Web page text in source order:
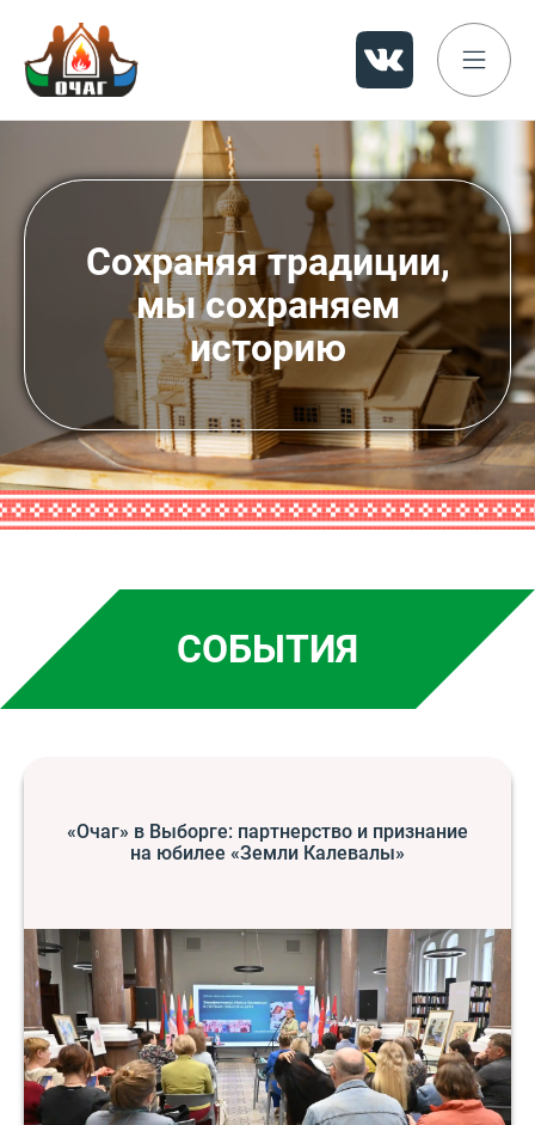
Сохраняя традиции,
мы сохраняем
историю
СОБЫТИЯ
«Очаг» в Выборге: партнерство и признание
на юбилее «Земли Калевалы»